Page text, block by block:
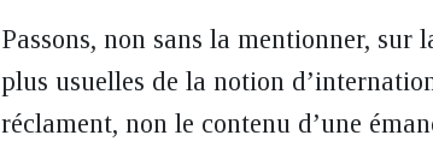
Passons, non sans la mentionner,
plus usuelles de la notion
réclament, non le contenu d’une